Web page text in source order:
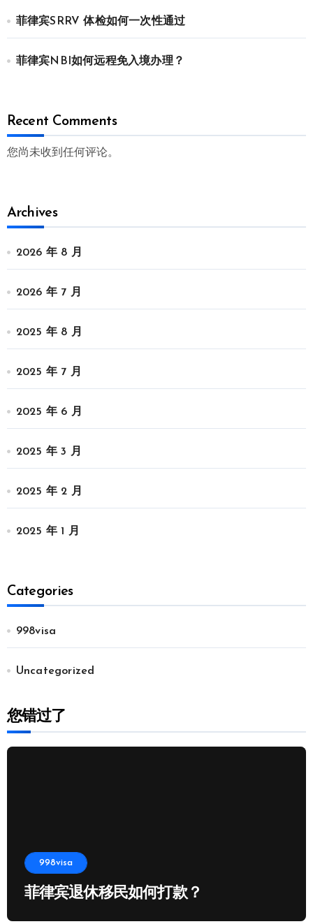
菲律宾SRRV 体检如何一次性通过
菲律宾NBI如何远程免入境办理？
Recent Comments
您尚未收到任何评论。
Archives
2026 年 8 月
2026 年 7 月
2025 年 8 月
2025 年 7 月
2025 年 6 月
2025 年 3 月
2025 年 2 月
2025 年 1 月
Categories
998visa
Uncategorized
您错过了
998visa
菲律宾退休移民如何打款？